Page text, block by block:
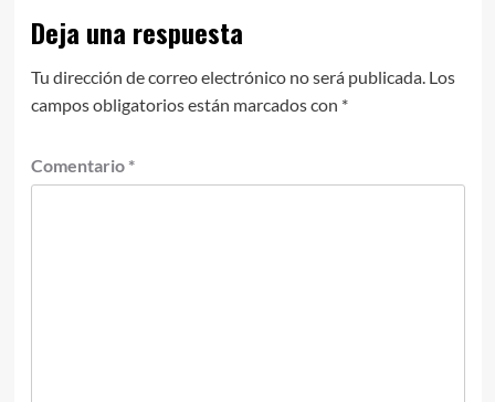
Deja una respuesta
Tu dirección de correo electrónico no será publicada. Los
campos obligatorios están marcados con *
Comentario *